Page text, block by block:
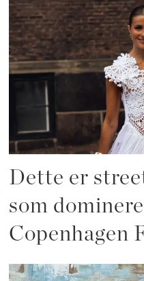
Dette er
som
Copenhagen